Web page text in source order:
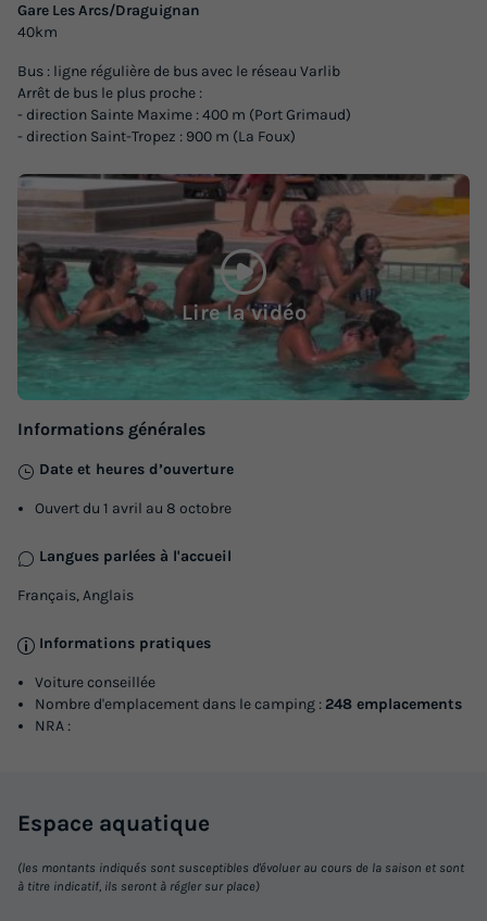
Gare Les Arcs/Draguignan
40km
Bus : ligne régulière de bus avec le réseau Varlib
Arrêt de bus le plus proche :
- direction Sainte Maxime : 400 m (Port Grimaud)
- direction Saint-Tropez : 900 m (La Foux)
Lire la vidéo
Informations générales
Date et heures d’ouverture
Ouvert du 1 avril au 8 octobre
Langues parlées à l'accueil
Français, Anglais
Informations pratiques
Voiture conseillée
Nombre d'emplacement dans le camping : 248 emplacements
NRA :
Espace aquatique
(les montants indiqués sont susceptibles d'évoluer au cours de la saison et sont
à titre indicatif, ils seront à régler sur place)